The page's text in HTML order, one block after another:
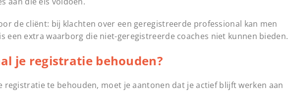
de cliënt: bij klachten over een geregistreerde professional kan men
een extra waarborg die niet-geregistreerde coaches niet kunnen bieden.
je registratie behouden?
registratie te behouden, moet je aantonen dat je actief blijft werken aan